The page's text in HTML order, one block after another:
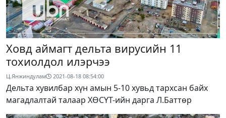
Ховд аймагт дельта вирусийн 11
тохиолдол илэрчээ
Ц.Янжиндулам 2021-08-18 08:54:00
Дельта хувилбар хүн амын 5-10 хувьд тархсан байх
магадлалтай талаар ХӨСҮТ-ийн дарга Л.Баттөр